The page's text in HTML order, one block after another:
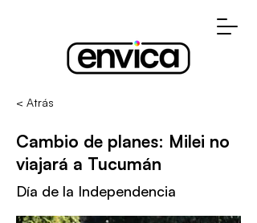
< Atrás
Cambio de planes: Milei no
viajará a Tucumán
Día de la Independencia